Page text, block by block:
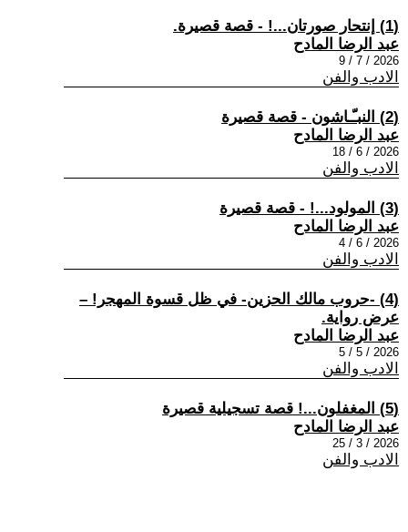
(1) إنتحار صورتان...! - قصة قصيرة.
عبد الرضا المادح
2026 / 7 / 9
الادب والفن
(2) النبـّـاشون - قصة قصيرة
عبد الرضا المادح
2026 / 6 / 18
الادب والفن
(3) المولود...! - قصة قصيرة
عبد الرضا المادح
2026 / 6 / 4
الادب والفن
(4) -حروب مالك الحزين- في ظل قسوة المهجر! –
عرض رواية.
عبد الرضا المادح
2026 / 5 / 5
الادب والفن
(5) المغفلون...! قصة تسجيلية قصيرة
عبد الرضا المادح
2026 / 3 / 25
الادب والفن